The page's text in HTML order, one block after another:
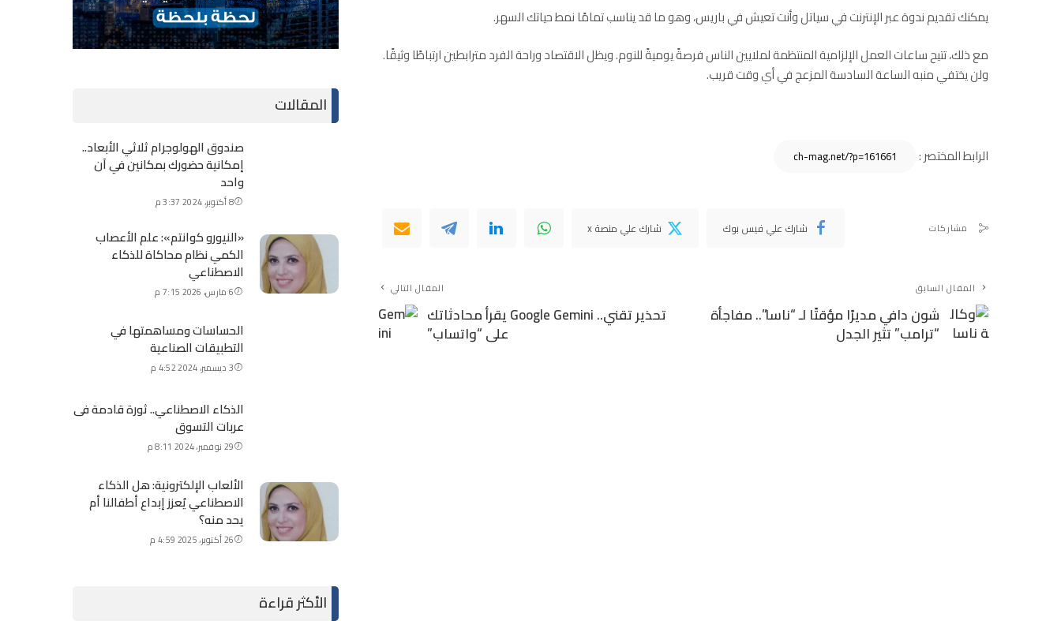
يمكنك تقديم ندوة عبرالإنترنتفي سياتل وأنت تعيش في باريس، وهو ما قد يناسب تمامًا نمط حياتك السهر.
مع ذلك، تتيح ساعات العمل الإلزامية المنتظمة لملايين الناس فرصةً يوميةً للنوم. ويظل الاقتصاد وراحة الفرد مترابطين ارتباطًا وثيقًا.
ولن يختفي منبه الساعة السادسة المزعج في أي وقت قريب.
الرابط المختصر :
مشاركات شارك علي فيس بوك شارك علي منصة x
المقال السابق
شون دافي مديرًا مؤقتًا لـ “ناسا”.. مفاجأة
“ترامب” تثير الجدل
المقال التالي
تحذير تقني.. Google Gemini يقرأ محادثاتك
على “واتساب”
المقالات
صندوق الهولوجرام ثلاثي الأبعاد..
إمكانية حضورك بمكانين في آن
واحد
8 أكتوبر، 2024 3:37 م
«النيورو كوانتم»: علم الأعصاب
الكمي نظام محاكاة للذكاء
الاصطناعي
6 مارس، 2026 7:15 م
الحساسات ومساهمتها في
التطبيقات الصناعية
3 ديسمبر، 2024 4:52 م
الذكاء الاصطناعي.. ثورة قادمة فى
عربات التسوق
29 نوفمبر، 2024 8:11 م
الألعاب الإلكترونية: هل الذكاء
الاصطناعي يُعزز إبداع أطفالنا أم
يحد منه؟
26 أكتوبر، 2025 4:59 م
الأكثر قراءة